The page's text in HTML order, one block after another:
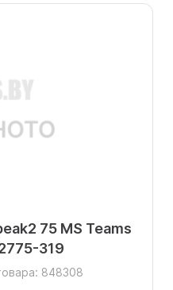
75 MS Teams
319
848308